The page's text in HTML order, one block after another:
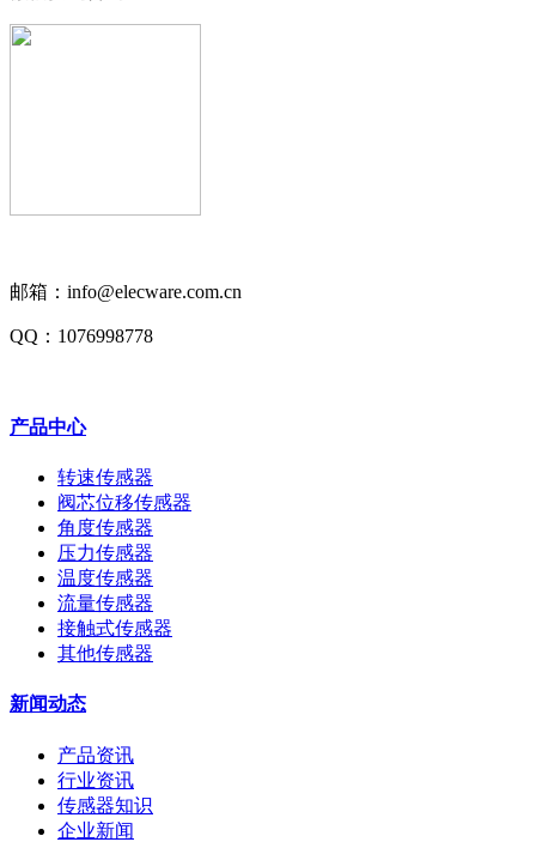
邮箱：info@elecware.com.cn
QQ：1076998778
产品中心
转速传感器
阀芯位移传感器
角度传感器
压力传感器
温度传感器
流量传感器
接触式传感器
其他传感器
新闻动态
产品资讯
行业资讯
传感器知识
企业新闻